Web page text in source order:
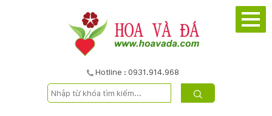
Hotline : 0931.914.968